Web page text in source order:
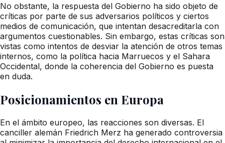
No obstante, la respuesta del Gobierno ha sido objeto de
críticas por parte de sus adversarios políticos y ciertos
medios de comunicación, que intentan desacreditarla con
argumentos cuestionables. Sin embargo, estas críticas son
vistas como intentos de desviar la atención de otros temas
internos, como la política hacia Marruecos y el Sahara
Occidental, donde la coherencia del Gobierno es puesta
en duda.
Posicionamientos en Europa
En el ámbito europeo, las reacciones son diversas. El
canciller alemán Friedrich Merz ha generado controversia